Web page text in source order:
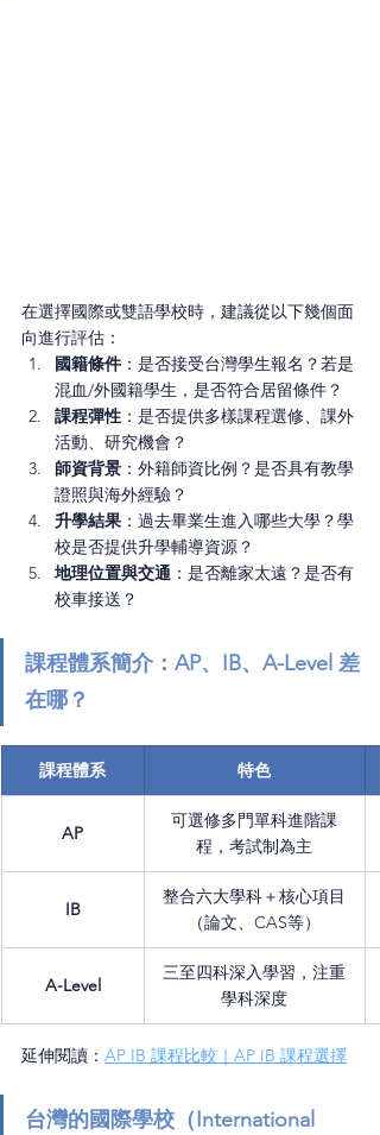
在選擇國際或雙語學校時，建議從以下幾個面
向進行評估：
國籍條件 ：是否接受台灣學生報名？若是
混血/外國籍學生，是否符合居留條件？
課程彈性 ：是否提供多樣課程選修、課外
活動、研究機會？
師資背景 ：外籍師資比例？是否具有教學
證照與海外經驗？
升學結果 ：過去畢業生進入哪些大學？學
校是否提供升學輔導資源？
地理位置與交通 ：是否離家太遠？是否有
校車接送？
課程體系簡介：AP、IB、A-Level 差
在哪？
課程體系 特色
AP
可選修多門單科進階課
程，考試制為主
IB
整合六大學科＋核心項目
（論文、CAS等）
A-Level
三至四科深入學習，注重
學科深度
延伸閱讀： AP IB 課程比較｜AP IB 課程選擇
台灣的國際學校（International